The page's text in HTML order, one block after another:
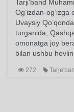
Tarji’band
Og’izdan-og’izga
Uvaysiy
turganida,
omonatga joy
bilan ushbu
272